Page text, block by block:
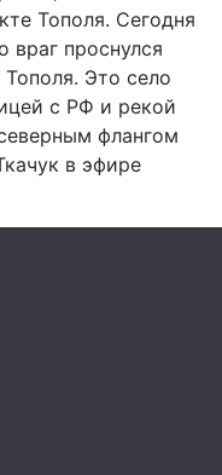
Тополя. Сегодня
враг проснулся
Тополя. Это село
с РФ и рекой
флангом
в эфире